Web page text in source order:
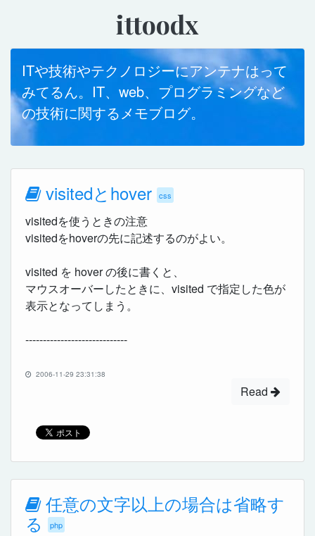
ittoodx
ITや技術やテクノロジーにアンテナはって
みてるん。IT、web、プログラミングなど
の技術に関するメモブログ。
visitedとhover css
visitedを使うときの注意
visitedをhoverの先に記述するのがよい。
visited を hover の後に書くと、
マウスオーバーしたときに、visited で指定した色が
表示となってしまう。
-----------------------------
2006-11-29 23:31:38
Read
任意の文字以上の場合は省略す
る
php